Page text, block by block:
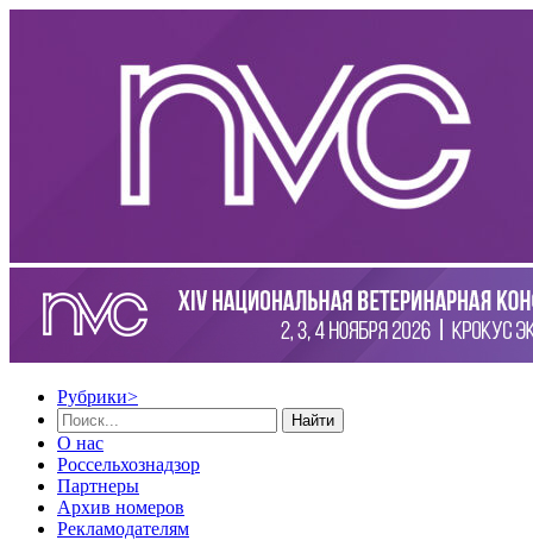
Рубрики>
Найти
О нас
Россельхознадзор
Партнеры
Архив номеров
Рекламодателям